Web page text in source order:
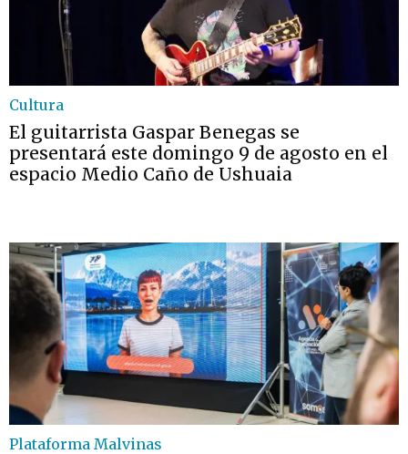
Cultura
El guitarrista Gaspar Benegas se
presentará este domingo 9 de agosto en el
espacio Medio Caño de Ushuaia
Plataforma Malvinas